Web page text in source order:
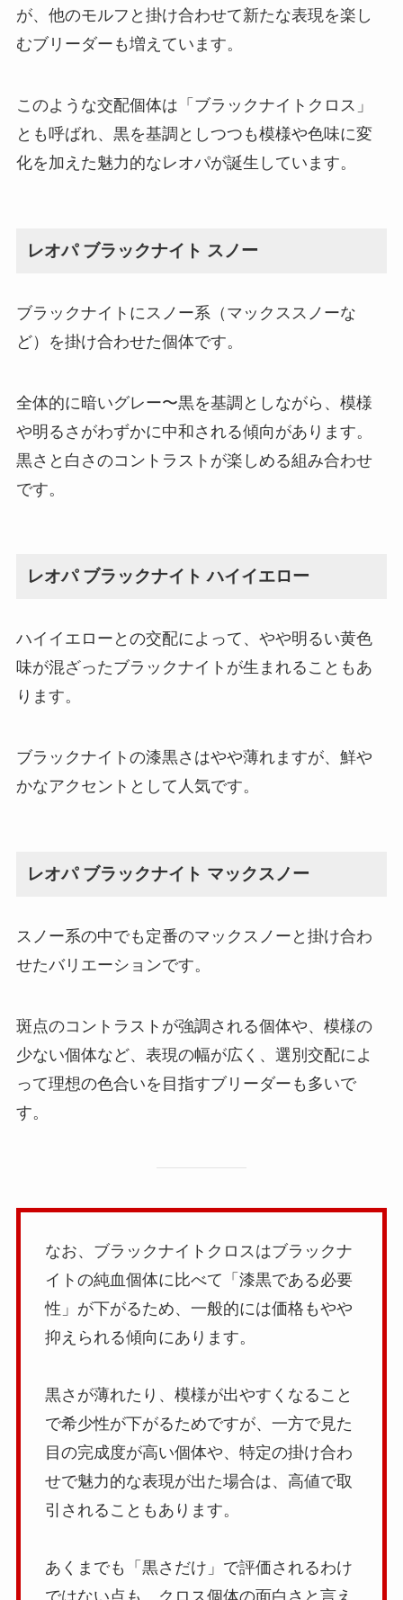
が、他のモルフと掛け合わせて新たな表現を楽し
むブリーダーも増えています。
このような交配個体は「ブラックナイトクロス」
とも呼ばれ、黒を基調としつつも模様や色味に変
化を加えた魅力的なレオパが誕生しています。
レオパ ブラックナイト スノー
ブラックナイトにスノー系（マックススノーな
ど）を掛け合わせた個体です。
全体的に暗いグレー〜黒を基調としながら、模様
や明るさがわずかに中和される傾向があります。
黒さと白さのコントラストが楽しめる組み合わせ
です。
レオパ ブラックナイト ハイイエロー
ハイイエローとの交配によって、やや明るい黄色
味が混ざったブラックナイトが生まれることもあ
ります。
ブラックナイトの漆黒さはやや薄れますが、鮮や
かなアクセントとして人気です。
レオパ ブラックナイト マックスノー
スノー系の中でも定番のマックスノーと掛け合わ
せたバリエーションです。
斑点のコントラストが強調される個体や、模様の
少ない個体など、表現の幅が広く、選別交配によ
って理想の色合いを目指すブリーダーも多いで
す。
なお、ブラックナイトクロスはブラックナ
イトの純血個体に比べて「漆黒である必要
性」が下がるため、一般的には価格もやや
抑えられる傾向にあります。
黒さが薄れたり、模様が出やすくなること
で希少性が下がるためですが、一方で見た
目の完成度が高い個体や、特定の掛け合わ
せで魅力的な表現が出た場合は、高値で取
引されることもあります。
あくまでも「黒さだけ」で評価されるわけ